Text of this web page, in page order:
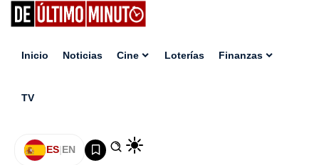
Inicio Noticias Cine Loterías Finanzas
TV
ES|EN